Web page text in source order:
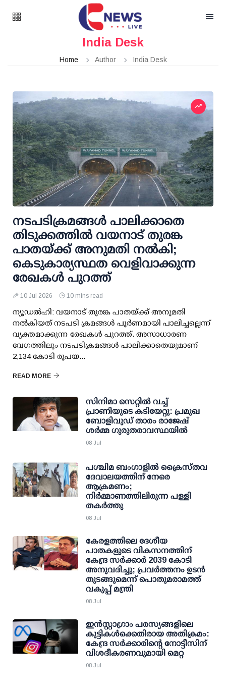
India Desk
Home Author India Desk
നടപടിക്രമങ്ങള്‍ പാലിക്കാതെ
തിടുക്കത്തില്‍ വയനാട് തുരങ്ക
പാതയ്ക്ക് അനുമതി നല്‍കി;
കെടുകാര്യസ്ഥത വെളിവാക്കുന്ന
രേഖകള്‍ പുറത്ത്
10 Jul 2026 10 mins read
ന്യൂഡല്‍ഹി: വയനാട് തുരങ്ക പാതയ്ക്ക് അനുമതി
നല്‍കിയത് നടപടി ക്രമങ്ങള്‍ പൂര്‍ണമായി പാലിച്ചല്ലെന്ന്
വ്യക്തമാക്കുന്ന രേഖകള്‍ പുറത്ത്. അസാധാരണ
വേഗത്തിലും നടപടിക്രമങ്ങള്‍ പാലിക്കാതെയുമാണ്
2,134 കോടി രൂപയ...
READ MORE
സിനിമാ സെറ്റില്‍ വച്ച്
പ്രാണിയുടെ കടിയേറ്റു: പ്രമുഖ
ബോളിവുഡ് താരം രാജേഷ്
ശര്‍മ്മ ഗുരുതരാവസ്ഥയില്‍
08 Jul
പശ്ചിമ ബംഗാളിൽ ക്രൈസ്തവ
ദേവാലയത്തിന് നേരെ
ആക്രമണം;
നിർമ്മാണത്തിലിരുന്ന പള്ളി
തകർത്തു
08 Jul
കേരളത്തിലെ ദേശീയ
പാതകളുടെ വികസനത്തിന്
കേന്ദ്ര സര്‍ക്കാര്‍ 2039 കോടി
അനുവദിച്ചു; പ്രവര്‍ത്തനം ഉടന്‍
തുടങ്ങുമെന്ന് പൊതുമരാമത്ത്
വകുപ്പ് മന്ത്രി
08 Jul
ഇന്‍സ്റ്റാഗ്രാം പരസ്യങ്ങളിലെ
കുട്ടികള്‍ക്കെതിരായ അതിക്രമം:
കേന്ദ്ര സര്‍ക്കാരിന്റെ നോട്ടീസിന്
വിശദീകരണവുമായി മെറ്റ
08 Jul